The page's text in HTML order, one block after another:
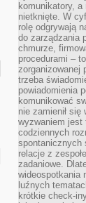
komunikatory,
nietknięte. W
rolę odgrywają
do zarządzania
chmurze,
procedurami –
zorganizowanej
trzeba
powiadomienia
komunikować
nie zamienił się
wyzwaniem jest
codziennych
spontanicznych
relacje z
zadaniowe.
wideospotkania
luźnych
krótkie check-